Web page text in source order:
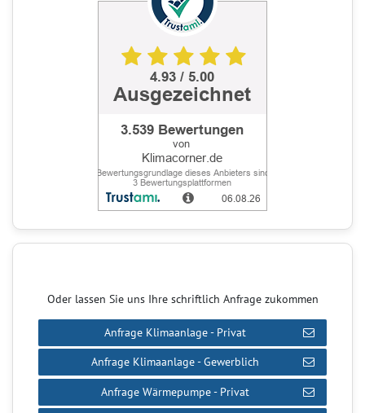
Oder lassen Sie uns Ihre schriftlich Anfrage zukommen
Anfrage Klimaanlage - Privat
Anfrage Klimaanlage - Gewerblich
Anfrage Wärmepumpe - Privat